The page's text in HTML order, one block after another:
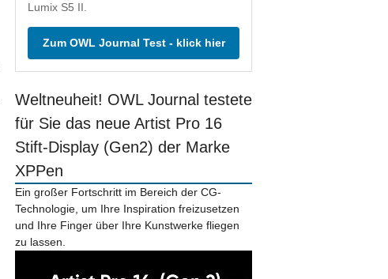
Lumix S5 II.
Zum OWL Journal Test - klick hier
Weltneuheit! OWL Journal testete
für Sie das neue Artist Pro 16
Stift-Display (Gen2) der Marke
XPPen
Ein großer Fortschritt im Bereich der CG-
Technologie, um Ihre Inspiration freizusetzen
und Ihre Finger über Ihre Kunstwerke fliegen
zu lassen.